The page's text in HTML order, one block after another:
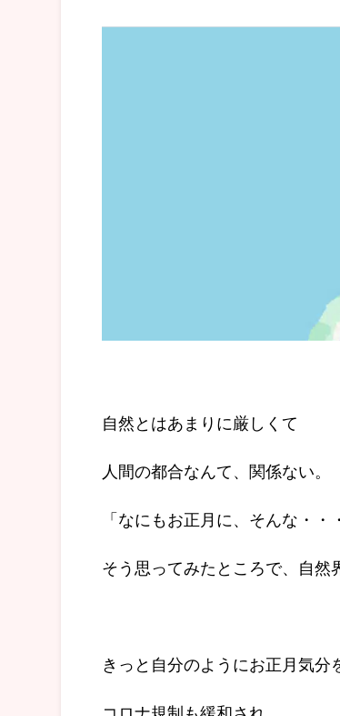
自然とはあまりに厳しくて
人間の都合なんて、関係ない。
「なにもお正月に、そんな・・
そう思ってみたところで、自然
きっと自分のようにお正月気分